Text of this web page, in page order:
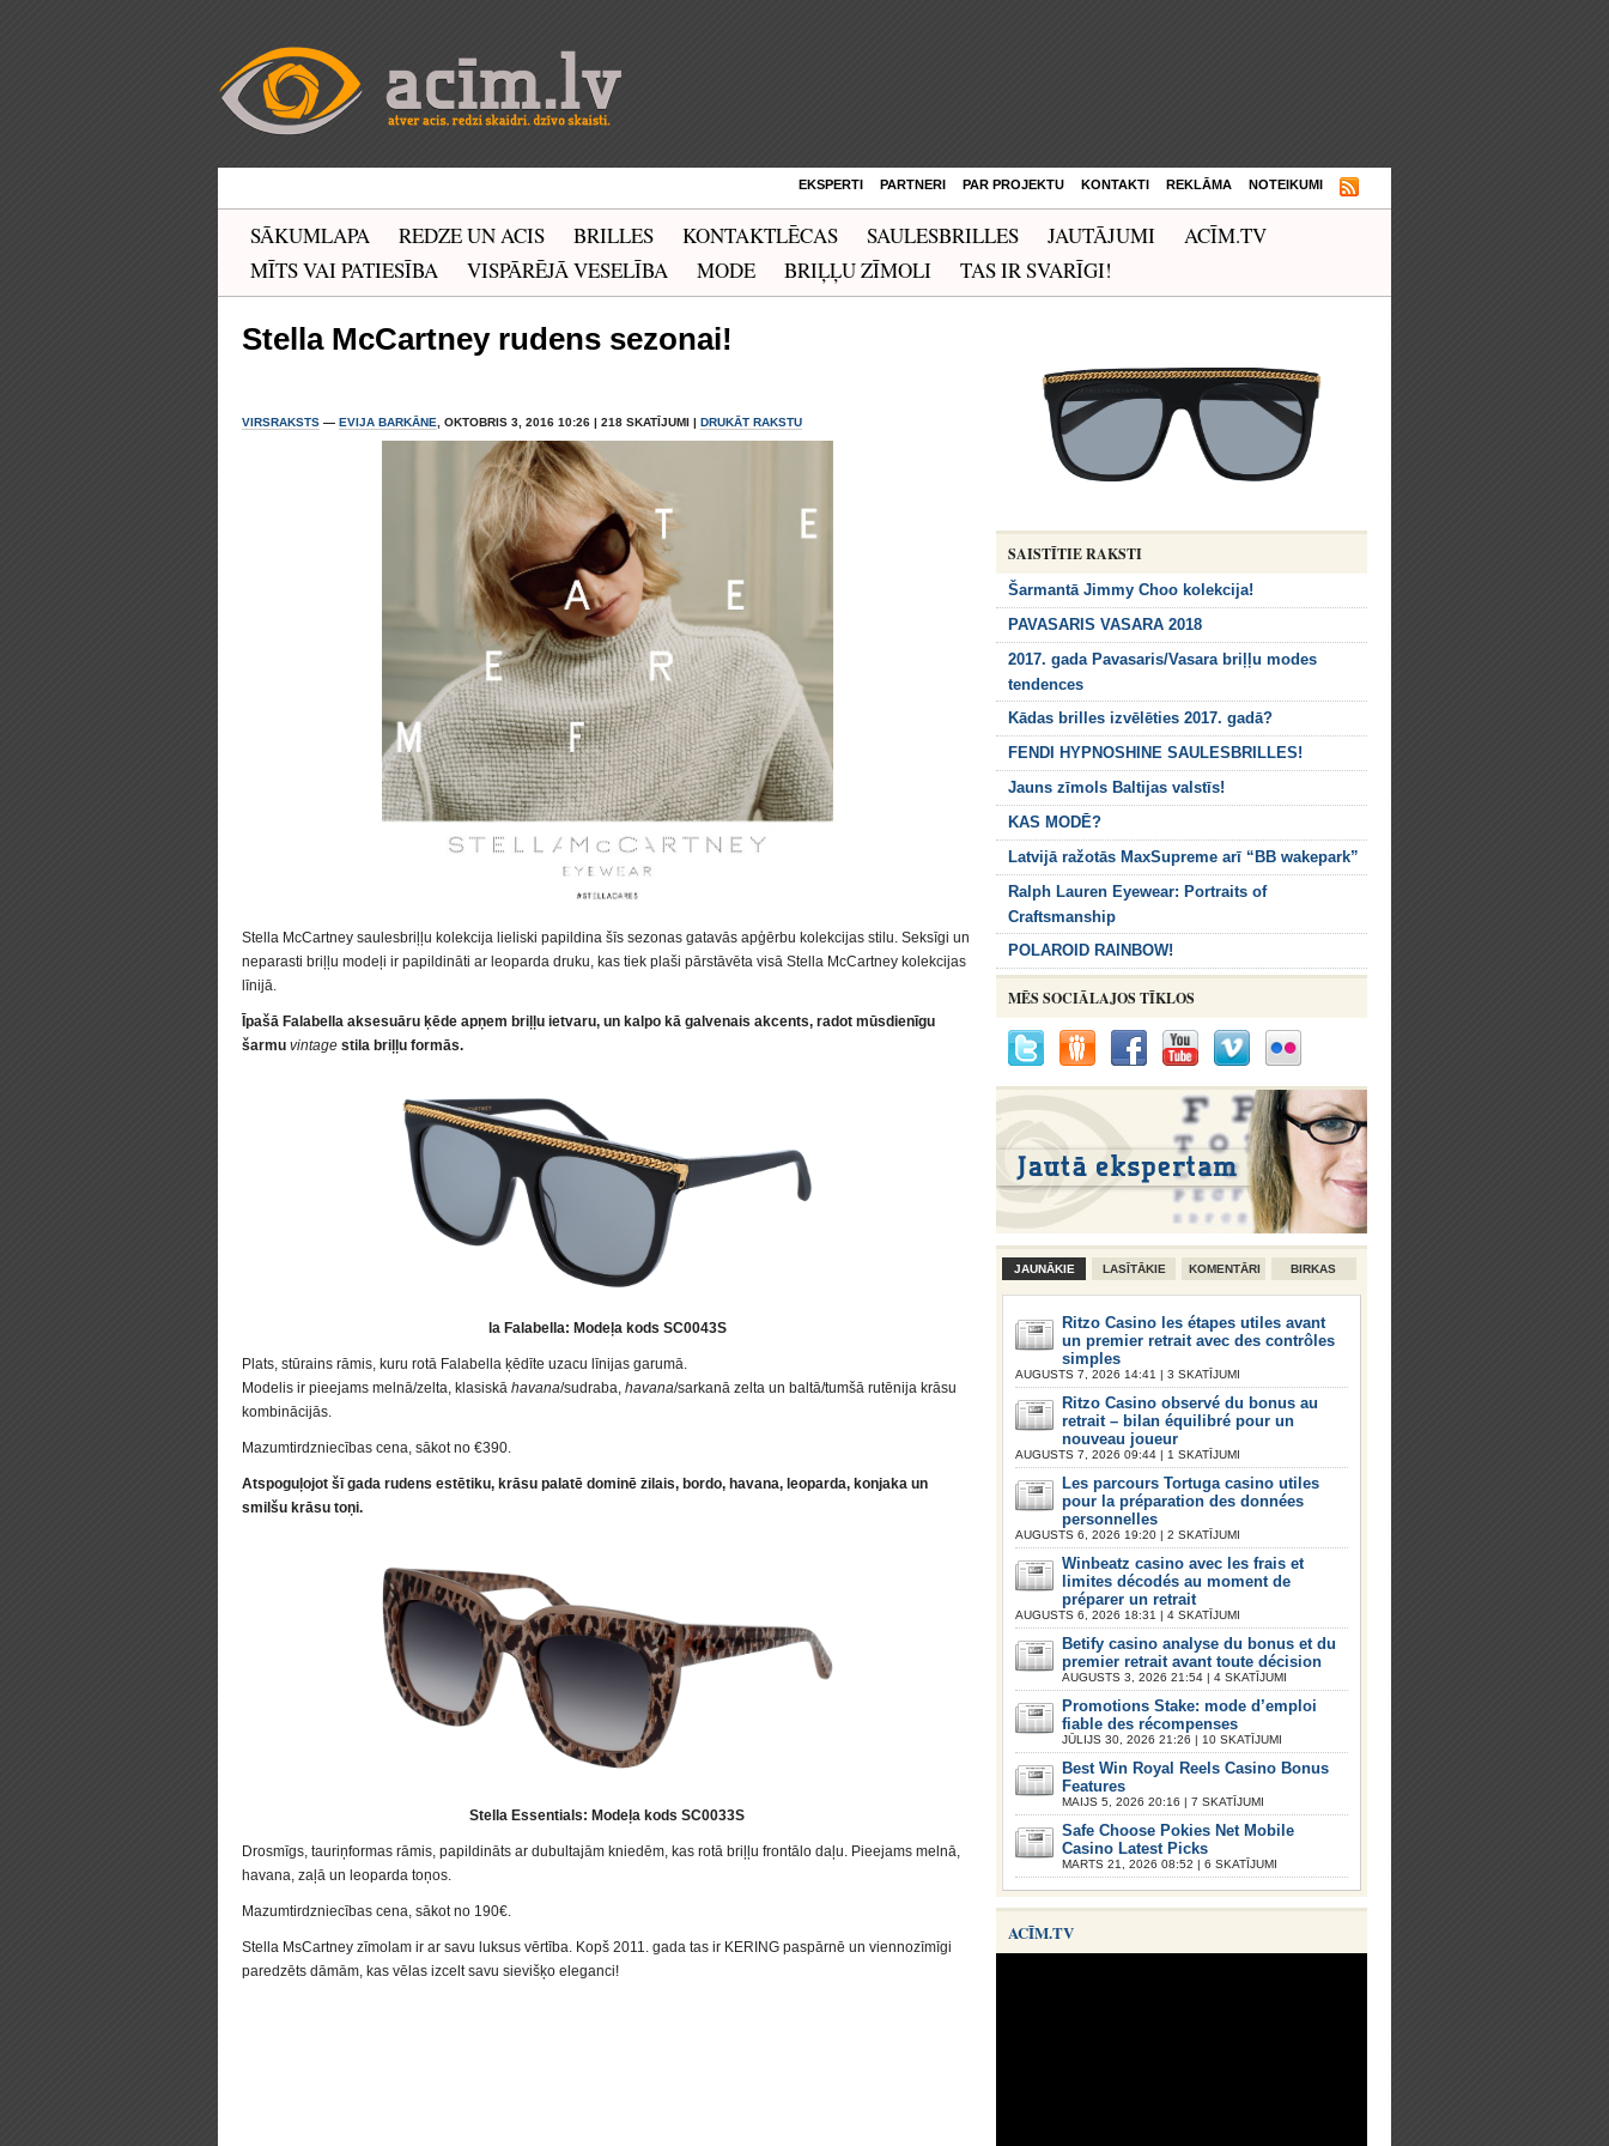
EKSPERTI PARTNERI PAR PROJEKTU KONTAKTI REKLĀMA NOTEIKUMI
SĀKUMLAPA REDZE UN ACIS BRILLES KONTAKTLĒCAS SAULESBRILLES JAUTĀJUMI
ACĪM.TV
MĪTS VAI PATIESĪBA
VISPĀRĒJĀ VESELĪBA MODE BRIĻĻU ZĪMOLI TAS IR SVARĪGI!
Stella McCartney rudens sezonai!
VIRSRAKSTS — EVIJA BARKĀNE , OKTOBRIS 3, 2016 10:26 | 218 SKATĪJUMI | DRUKĀT RAKSTU
Stella McCartney saulesbriļļu kolekcija lieliski papildina šīs sezonas gatavās apģērbu kolekcijas stilu. Seksīgi un
neparasti briļļu modeļi ir papildināti ar leoparda druku, kas tiek plaši pārstāvēta visā Stella McCartney kolekcijas
līnijā.
Īpašā Falabella aksesuāru ķēde apņem briļļu ietvaru, un kalpo kā galvenais akcents, radot mūsdienīgu
šarmu vintage stila briļļu formās.
la Falabella: Modeļa kods SC0043S
Plats, stūrains rāmis, kuru rotā Falabella ķēdīte uzacu līnijas garumā.
Modelis ir pieejams melnā/zelta, klasiskā havana/sudraba, havana/sarkanā zelta un baltā/tumšā rutēnija krāsu
kombinācijās.
Mazumtirdzniecības cena, sākot no €390.
Atspoguļojot šī gada rudens estētiku, krāsu palatē dominē zilais, bordo, havana, leoparda, konjaka un
smilšu krāsu toņi.
Stella Essentials: Modeļa kods SC0033S
Drosmīgs, tauriņformas rāmis, papildināts ar dubultajām kniedēm, kas rotā briļļu frontālo daļu. Pieejams melnā,
havana, zaļā un leoparda toņos.
Mazumtirdzniecības cena, sākot no 190€.
Stella MsCartney zīmolam ir ar savu luksus vērtība. Kopš 2011. gada tas ir KERING paspārnē un viennozīmīgi
paredzēts dāmām, kas vēlas izcelt savu sievišķo eleganci!
SAISTĪTIE RAKSTI
Šarmantā Jimmy Choo kolekcija!
PAVASARIS VASARA 2018
2017. gada Pavasaris/Vasara briļļu modes
tendences
Kādas brilles izvēlēties 2017. gadā?
FENDI HYPNOSHINE SAULESBRILLES!
Jauns zīmols Baltijas valstīs!
KAS MODĒ?
Latvijā ražotās MaxSupreme arī “BB wakepark”
Ralph Lauren Eyewear: Portraits of
Craftsmanship
POLAROID RAINBOW!
MĒS SOCIĀLAJOS TĪKLOS
JAUNĀKIE LASĪTĀKIE KOMENTĀRI BIRKAS
Ritzo Casino les étapes utiles avant
un premier retrait avec des contrôles
simples
AUGUSTS 7, 2026 14:41 | 3 SKATĪJUMI
Ritzo Casino observé du bonus au
retrait – bilan équilibré pour un
nouveau joueur
AUGUSTS 7, 2026 09:44 | 1 SKATĪJUMI
Les parcours Tortuga casino utiles
pour la préparation des données
personnelles
AUGUSTS 6, 2026 19:20 | 2 SKATĪJUMI
Winbeatz casino avec les frais et
limites décodés au moment de
préparer un retrait
AUGUSTS 6, 2026 18:31 | 4 SKATĪJUMI
Betify casino analyse du bonus et du
premier retrait avant toute décision
AUGUSTS 3, 2026 21:54 | 4 SKATĪJUMI
Promotions Stake: mode d’emploi
fiable des récompenses
JŪLIJS 30, 2026 21:26 | 10 SKATĪJUMI
Best Win Royal Reels Casino Bonus
Features
MAIJS 5, 2026 20:16 | 7 SKATĪJUMI
Safe Choose Pokies Net Mobile
Casino Latest Picks
MARTS 21, 2026 08:52 | 6 SKATĪJUMI
ACĪM.TV